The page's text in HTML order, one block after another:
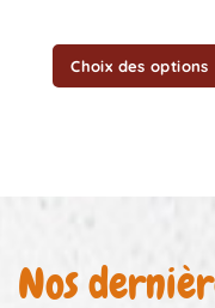
Choix des options
Nos